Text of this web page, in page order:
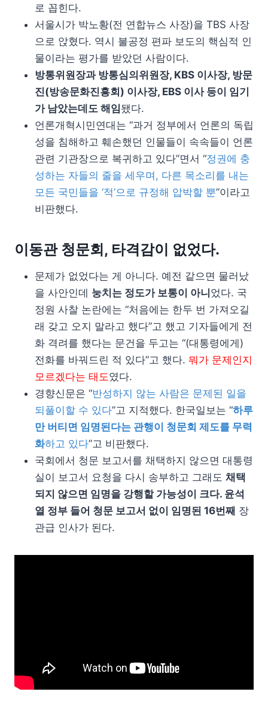
로 꼽힌다.
서울시가 박노황(전 연합뉴스 사장)을 TBS 사장
으로 앉혔다. 역시 불공정 편파 보도의 핵심적 인
물이라는 평가를 받았던 사람이다.
방통위원장과 방통심의위원장, KBS 이사장, 방문
진(방송문화진흥회) 이사장, EBS 이사 등이 임기
가 남았는데도 해임됐다.
언론개혁시민연대는 “과거 정부에서 언론의 독립
성을 침해하고 훼손했던 인물들이 속속들이 언론
관련 기관장으로 복귀하고 있다”면서 “정권에 충
성하는 자들의 줄을 세우며, 다른 목소리를 내는
모든 국민들을 ‘적’으로 규정해 압박할 뿐”이라고
비판했다.
이동관 청문회, 타격감이 없었다.
문제가 없었다는 게 아니다. 예전 같으면 물러났
을 사안인데 눙치는 정도가 보통이 아니었다. 국
정원 사찰 논란에는 “처음에는 한두 번 가져오길
래 갖고 오지 말라고 했다”고 했고 기자들에게 전
화 격려를 했다는 문건을 두고는 “(대통령에게)
전화를 바꿔드린 적 있다”고 했다. 뭐가 문제인지
모르겠다는 태도였다.
경향신문은 “반성하지 않는 사람은 문제된 일을
되풀이할 수 있다”고 지적했다. 한국일보는 “하루
만 버티면 임명된다는 관행이 청문회 제도를 무력
화하고 있다”고 비판했다.
국회에서 청문 보고서를 채택하지 않으면 대통령
실이 보고서 요청을 다시 송부하고 그래도 채택
되지 않으면 임명을 강행할 가능성이 크다. 윤석
열 정부 들어 청문 보고서 없이 임명된 16번째 장
관급 인사가 된다.